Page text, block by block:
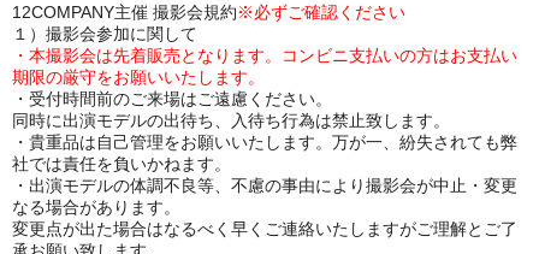
12COMPANY主催 撮影会規約※必ずご確認ください
１）撮影会参加に関して
・本撮影会は先着販売となります。コンビニ支払いの方はお支払い
期限の厳守をお願いいたします。
・受付時間前のご来場はご遠慮ください。
同時に出演モデルの出待ち、入待ち行為は禁止致します。
・貴重品は自己管理をお願いいたします。万が一、紛失されても弊
社では責任を負いかねます。
・出演モデルの体調不良等、不慮の事由により撮影会が中止・変更
なる場合があります。
変更点が出た場合はなるべく早くご連絡いたしますがご理解とご了
承お願い致します。